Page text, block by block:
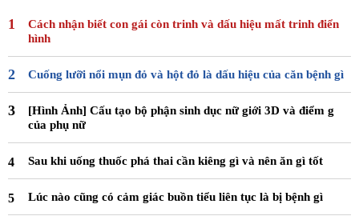
Cách nhận biết con gái còn trinh và dấu hiệu mất trinh điển
hình
Cuống lưỡi nổi mụn đỏ và hột đỏ là dấu hiệu của căn bệnh gì
[Hình Ảnh] Cấu tạo bộ phận sinh dục nữ giới 3D và điểm g
của phụ nữ
Sau khi uống thuốc phá thai cần kiêng gì và nên ăn gì tốt
Lúc nào cũng có cảm giác buồn tiểu liên tục là bị bệnh gì